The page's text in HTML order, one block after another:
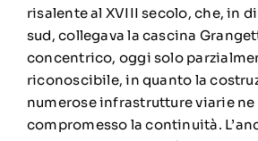
risalente al XVIII secolo, che, in
sud, collegava la cascina
concentrico, oggi solo
riconoscibile, in quanto la
numerose infrastrutture viarie ne
compromesso la continuità.